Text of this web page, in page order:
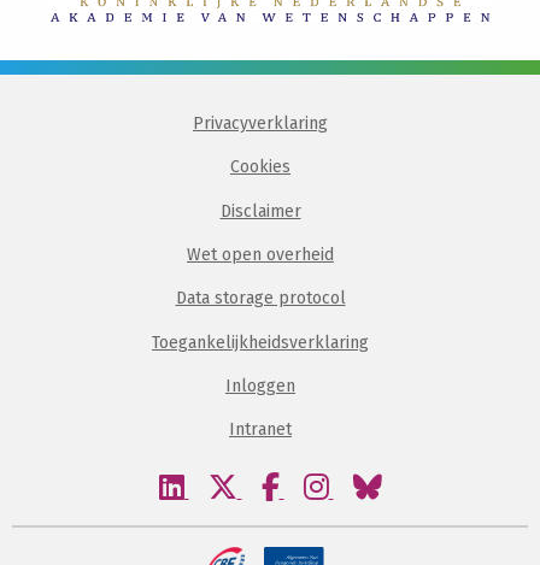
Privacyverklaring
Cookies
Disclaimer
Wet open overheid
Data storage protocol
Toegankelijkheidsverklaring
Inloggen
Intranet
Bezoek
linkedin
Bezoek
twitter
Bezoek
facebook
Bezoek
instagram
Bezoek